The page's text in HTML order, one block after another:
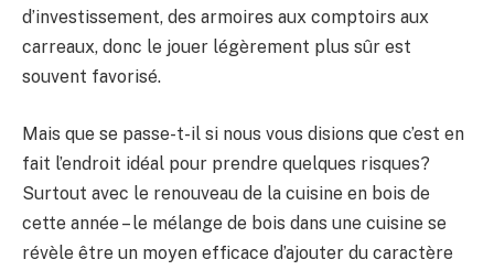
d’investissement, des armoires aux comptoirs aux
carreaux, donc le jouer légèrement plus sûr est
souvent favorisé.
Mais que se passe-t-il si nous vous disions que c’est en
fait l’endroit idéal pour prendre quelques risques?
Surtout avec le renouveau de la cuisine en bois de
cette année – le mélange de bois dans une cuisine se
révèle être un moyen efficace d’ajouter du caractère